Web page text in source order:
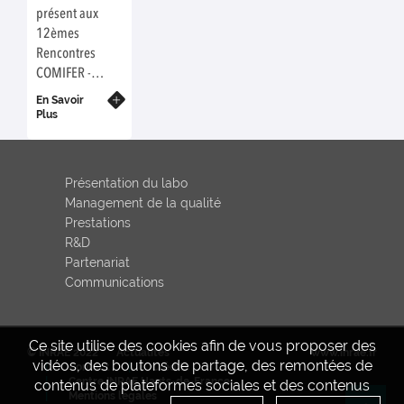
l'échelle du
12èmes
Rencontres
COMIFER
- GEMAS
présent aux
12èmes
Rencontres
COMIFER -
GEMAS qui se
sont déroulées
d’une solution
de
cobaltihexamine
saturée en
En Savoir
Plus
Ce site utilise des cookies afin de vous proposer des
vidéos, des boutons de partage, des remontées de
contenus de plateformes sociales et des contenus
Présentation du labo
Management de la qualité
Prestations
R&D
Partenariat
Communications
© INRAE 2022
Actualités
Contact
Crédits
Centre INRAE Hauts-de-France
Mentions legales
www.inrae.fr